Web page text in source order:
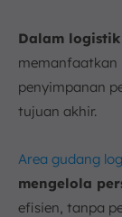
Dalam
memanfaatkan
penyimpanan
tujuan akhir.
Area gudang
mengelola
efisien, tanpa